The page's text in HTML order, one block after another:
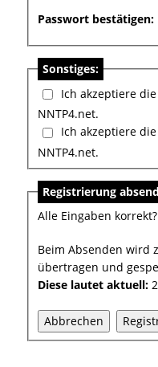
Passwort bestätigen:
Sonstiges:
Ich akzeptiere die
NNTP4.net.
Ich akzeptiere die
NNTP4.net.
Registrierung
Alle Eingaben korrekt?
Beim Absenden wird
übertragen und
Diese lautet aktuell:
Abbrechen